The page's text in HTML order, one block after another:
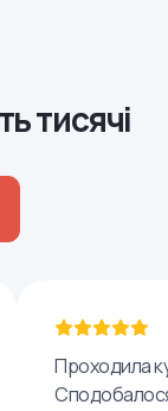
тисячі
Проходила